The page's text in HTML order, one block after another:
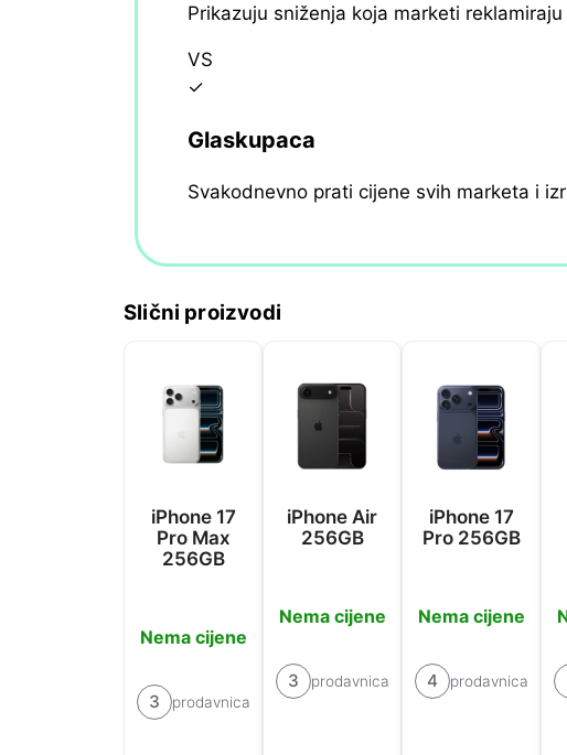
Prikazuju sniženja koja marketi
VS
✓
Glaskupaca
Svakodnevno prati cijene svih marketa i
Slični proizvodi
iPhone 17
Pro Max
256GB
Nema cijene
3 prodavnica
iPhone Air
256GB
Nema cijene
3 prodavnica
iPhone 17
Pro 256GB
Nema cijene
4 prodavnica